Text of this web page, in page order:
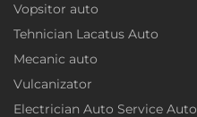
Vopsitor auto
Tehnician Lacatus Auto
Mecanic auto
Vulcanizator
Electrician Auto Service Auto